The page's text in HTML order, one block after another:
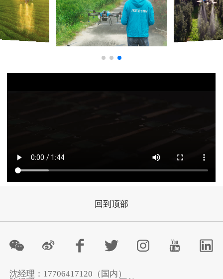
回到顶部
沈经理：17706417120（国内）